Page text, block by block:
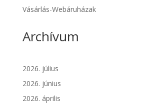
Vásárlás-Webáruházak
Archívum
2026. július
2026. június
2026. április